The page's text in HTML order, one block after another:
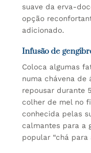
suave da erva-
opção
adicionado.
Infusão de
Coloca algumas
numa chávena de
repousar durante
colher de mel no
conhecida pelas
calmantes para a
popular “chá para